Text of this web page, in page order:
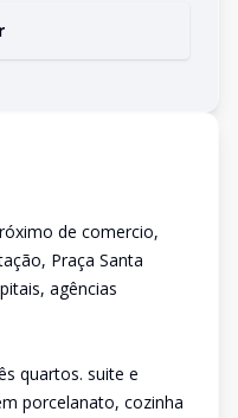
de comercio,
Praça Santa
agências
quartos. suite e
porcelanato, cozinha